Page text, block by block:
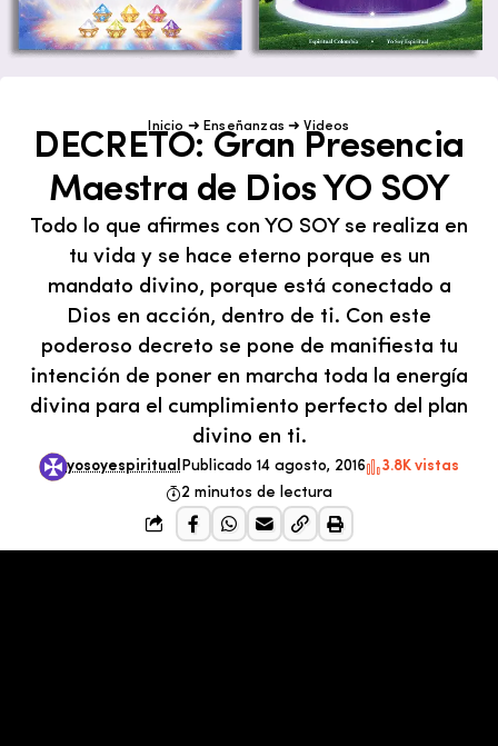
Inicio ➜ Enseñanzas ➜Videos
DECRETO: Gran Presencia
Maestra de Dios YO SOY
Todo lo que afirmes con YO SOY se realiza en
tu vida y se hace eterno porque es un
mandato divino, porque está conectado a
Dios en acción, dentro de ti. Con este
poderoso decreto se pone de manifiesta tu
intención de poner en marcha toda la energía
divina para el cumplimiento perfecto del plan
divino en ti.
yosoyespiritual Publicado 14 agosto, 2016
3.8K vistas
2 minutos de lectura